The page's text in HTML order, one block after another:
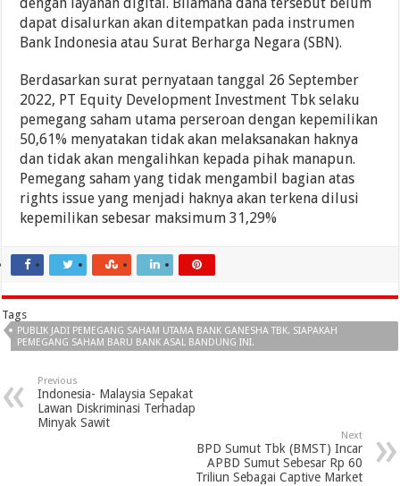
dapat disalurkan akan ditempatkan pada instrumen
Bank Indonesia atau Surat Berharga Negara (SBN).
Berdasarkan surat pernyataan tanggal 26 September
2022, PT Equity Development Investment Tbk selaku
pemegang saham utama perseroan dengan kepemilikan
50,61% menyatakan tidak akan melaksanakan haknya
dan tidak akan mengalihkan kepada pihak manapun.
Pemegang saham yang tidak mengambil bagian atas
rights issue yang menjadi haknya akan terkena dilusi
kepemilikan sebesar maksimum 31,29%
Tags
PUBLIK JADI PEMEGANG SAHAM UTAMA BANK GANESHA TBK. SIAPAKAH
PEMEGANG SAHAM BARU BANK ASAL BANDUNG INI.
Previous
Indonesia- Malaysia Sepakat
Lawan Diskriminasi Terhadap
Minyak Sawit
Next
BPD Sumut Tbk (BMST) Incar
APBD Sumut Sebesar Rp 60
Triliun Sebagai Captive Market